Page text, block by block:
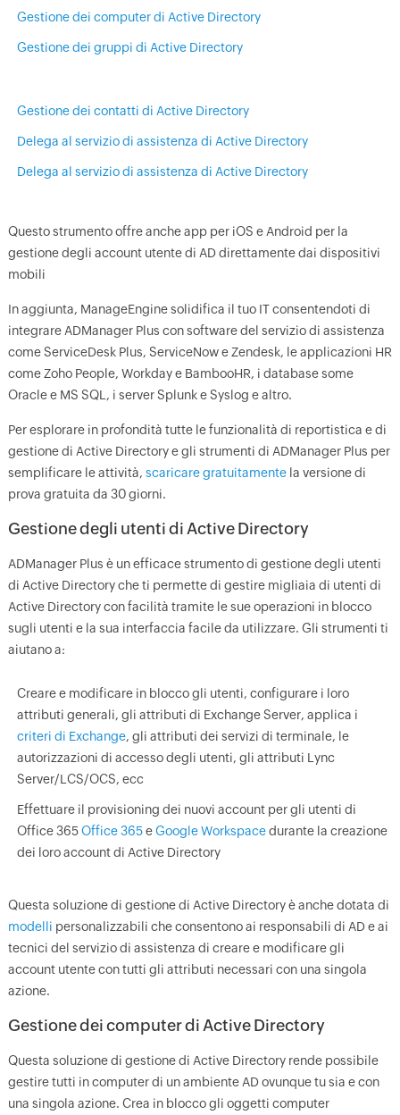
Gestione dei computer di Active Directory
Gestione dei gruppi di Active Directory
Gestione dei contatti di Active Directory
Delega al servizio di assistenza di Active Directory
Delega al servizio di assistenza di Active Directory
Questo strumento offre anche app per iOS e Android per la
gestione degli account utente di AD direttamente dai dispositivi
mobili
In aggiunta, ManageEngine solidifica il tuo IT consentendoti di
integrare ADManager Plus con software del servizio di assistenza
come ServiceDesk Plus, ServiceNow e Zendesk, le applicazioni HR
come Zoho People, Workday e BambooHR, i database some
Oracle e MS SQL, i server Splunk e Syslog e altro.
Per esplorare in profondità tutte le funzionalità di reportistica e di
gestione di Active Directory e gli strumenti di ADManager Plus per
semplificare le attività, scaricare gratuitamentela versione di
prova gratuita da 30 giorni.
Gestione degli utenti di Active Directory
ADManager Plus è un efficace strumento di gestione degli utenti
di Active Directory che ti permette di gestire migliaia di utenti di
Active Directory con facilità tramite le sue operazioni in blocco
sugli utenti e la sua interfaccia facile da utilizzare. Gli strumenti ti
aiutano a:
Creare e modificare in blocco gli utenti, configurare i loro
attributi generali, gli attributi di Exchange Server, applica i
criteri di Exchange, gli attributi dei servizi di terminale, le
autorizzazioni di accesso degli utenti, gli attributi Lync
Server/LCS/OCS, ecc
Effettuare il provisioning dei nuovi account per gli utenti di
Office 365Office 365eGoogle Workspacedurante la creazione
dei loro account di Active Directory
Questa soluzione di gestione di Active Directory è anche dotata di
modelli personalizzabili che consentono ai responsabili di AD e ai
tecnici del servizio di assistenza di creare e modificare gli
account utente con tutti gli attributi necessari con una singola
azione.
Gestione dei computer di Active Directory
Questa soluzione di gestione di Active Directory rende possibile
gestire tutti in computer di un ambiente AD ovunque tu sia e con
una singola azione. Crea in blocco gli oggetti computer